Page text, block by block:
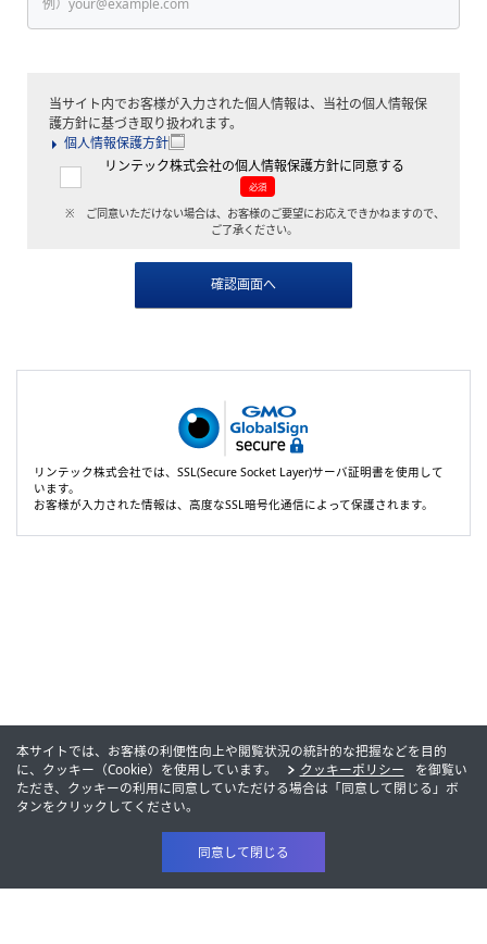
当サイト内でお客様が入力された個人情報は、当社の個人情報保
護方針に基づき取り扱われます。
個人情報保護方針
リンテック株式会社の個人情報保護方針に同意する
必須
リンテック株式会社では、SSL(Secure Socket Layer)サーバ証明書を使用して
います。
お客様が入力された情報は、高度なSSL暗号化通信によって保護されます。
本サイトでは、お客様の利便性向上や閲覧状況の統計的な把握などを目的
に、クッキー（Cookie）を使用しています。
クッキーポリシー
を御覧い
ただき、クッキーの利用に同意していただける場合は「同意して閉じる」ボ
タンをクリックしてください。
同意して閉じる